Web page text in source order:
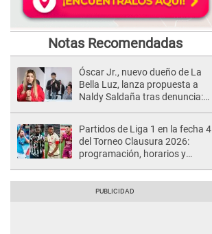
Notas Recomendadas
Óscar Jr., nuevo dueño de La
Bella Luz, lanza propuesta a
Naldy Saldaña tras denuncia:
Partidos de Liga 1 en la fecha 4
del Torneo Clausura 2026:
programación, horarios y